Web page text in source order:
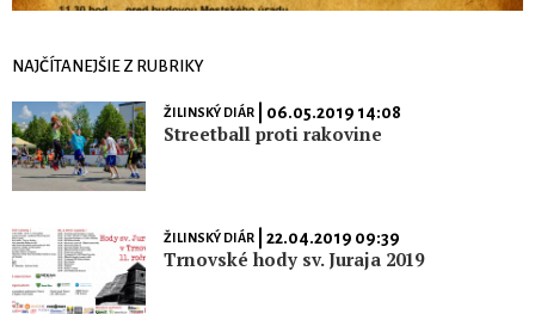
NAJČÍTANEJŠIE Z RUBRIKY
ŽILINSKÝ DIÁR| 06.05.2019 14:08
Streetball proti rakovine
ŽILINSKÝ DIÁR| 22.04.2019 09:39
Trnovské hody sv. Juraja 2019